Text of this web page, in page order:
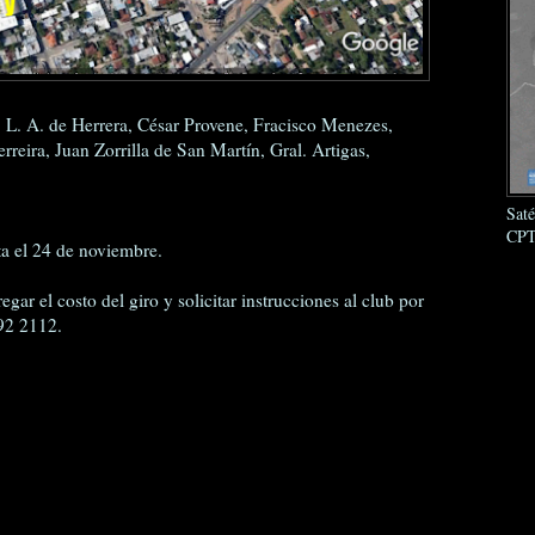
A. de Herrera, César Provene, Fracisco Menezes,
Juan Zorrilla de San Martín, Gral. Artigas,
el 24 de noviembre.
el costo del giro y solicitar instrucciones al club por
2112.